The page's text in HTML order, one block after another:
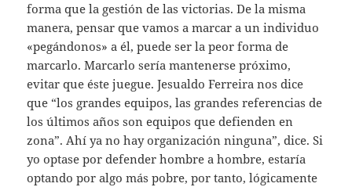
forma que la gestión de las victorias. De la misma
manera, pensar que vamos a marcar a un individuo
«pegándonos» a él, puede ser la peor forma de
marcarlo. Marcarlo sería mantenerse próximo,
evitar que éste juegue. Jesualdo Ferreira nos dice
que “los grandes equipos, las grandes referencias de
los últimos años son equipos que defienden en
zona”. Ahí ya no hay organización ninguna”, dice. Si
yo optase por defender hombre a hombre, estaría
optando por algo más pobre, por tanto, lógicamente